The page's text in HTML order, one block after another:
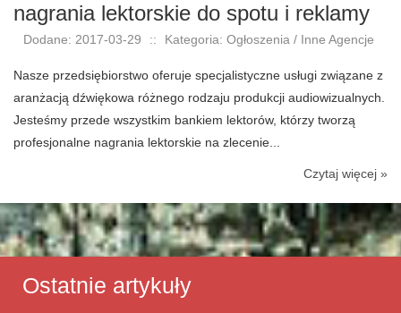
nagrania lektorskie do spotu i reklamy
Dodane: 2017-03-29 :: Kategoria: Ogłoszenia / Inne Agencje
Nasze przedsiębiorstwo oferuje specjalistyczne usługi związane z
aranżacją dźwiękowa różnego rodzaju produkcji audiowizualnych.
Jesteśmy przede wszystkim bankiem lektorów, którzy tworzą
profesjonalne nagrania lektorskie na zlecenie...
Czytaj więcej »
Ostatnie artykuły